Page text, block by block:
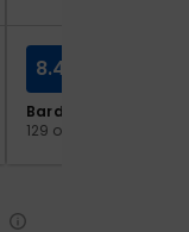
Bardzo dobry
129 opinii
8.4